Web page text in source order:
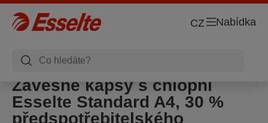
Nabídka
CZ
Závěsné kapsy s chlopní
Esselte Standard A4, 30 %
předspotřebitelského